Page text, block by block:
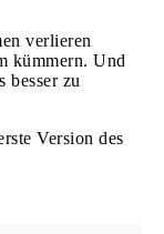
verlieren
kümmern. Und
besser zu
Version des